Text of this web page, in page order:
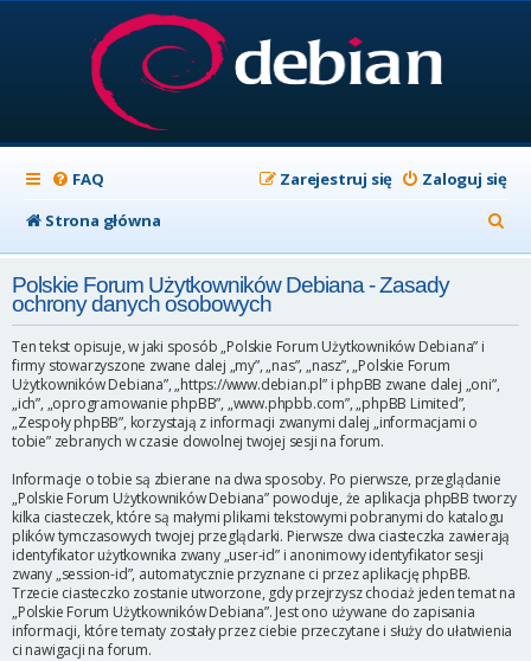
FAQ Zaloguj się
Zarejestruj się
Strona główna
z
k
Polskie Forum Użytkowników Debiana - Zasady
ochrony danych osobowych
Ten tekst opisuje, w jaki sposób „Polskie Forum Użytkowników Debiana” i
firmy stowarzyszone zwane dalej „my”, „nas”, „nasz”, „Polskie Forum
Użytkowników Debiana”, „https://www.debian.pl” i phpBB zwane dalej „oni”,
„ich”, „oprogramowanie phpBB”, „www.phpbb.com”, „phpBB Limited”,
„Zespoły phpBB”, korzystają z informacji zwanymi dalej „informacjami o
tobie” zebranych w czasie dowolnej twojej sesji na forum.
Informacje o tobie są zbierane na dwa sposoby. Po pierwsze, przeglądanie
„Polskie Forum Użytkowników Debiana” powoduje, że aplikacja phpBB tworzy
kilka ciasteczek, które są małymi plikami tekstowymi pobranymi do katalogu
plików tymczasowych twojej przeglądarki. Pierwsze dwa ciasteczka zawierają
identyfikator użytkownika zwany „user-id” i anonimowy identyfikator sesji
zwany „session-id”, automatycznie przyznane ci przez aplikację phpBB.
Trzecie ciasteczko zostanie utworzone, gdy przejrzysz chociaż jeden temat na
„Polskie Forum Użytkowników Debiana”. Jest ono używane do zapisania
informacji, które tematy zostały przez ciebie przeczytane i służy do ułatwienia
ci nawigacji na forum.